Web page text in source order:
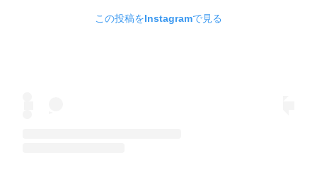
この投稿をInstagramで見る